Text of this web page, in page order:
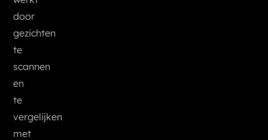
door
gezichten
te
scannen
en
te
vergelijken
met